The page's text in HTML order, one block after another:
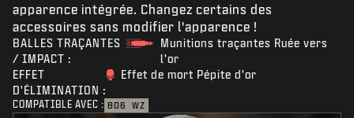
apparence intégrée. Changez certains des
accessoires sans modifier l'apparence !
BALLES TRAÇANTES
/ IMPACT :
Munitions traçantes Ruée vers
l'or
EFFET
D'ÉLIMINATION :
Effet de mort Pépite d'or
COMPATIBLE AVEC : BO6 WZ